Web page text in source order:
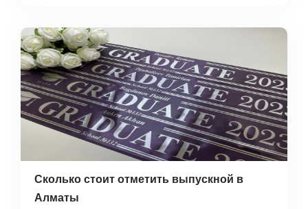
Сколько стоит отметить выпускной в
Алматы